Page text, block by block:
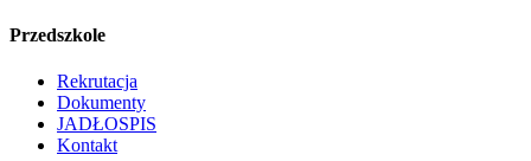
Przedszkole
Rekrutacja
Dokumenty
JADŁOSPIS
Kontakt